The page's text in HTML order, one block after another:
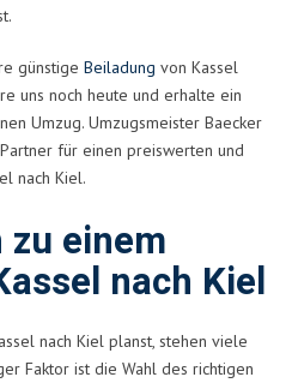
günstige Beiladung von Kassel
uns noch heute und erhalte ein
Umzug. Umzugsmeister Baecker
für einen preiswerten und
nach Kiel.
einem
nach Kiel
nach Kiel planst, stehen viele
Faktor ist die Wahl des richtigen